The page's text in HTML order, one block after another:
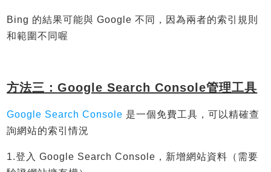
Bing 的結果可能與 Google 不同，因為兩者的索引規則
和範圍不同喔
方法三 ：Google Search Console管理工具
Google Search Console 是一個免費工具，可以精確查
詢網站的索引情況
1.登入 Google Search Console，新增網站資料（需要